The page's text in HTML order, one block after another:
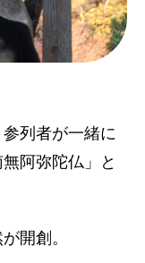
列者が一緒に
阿弥陀仏」と
開創。